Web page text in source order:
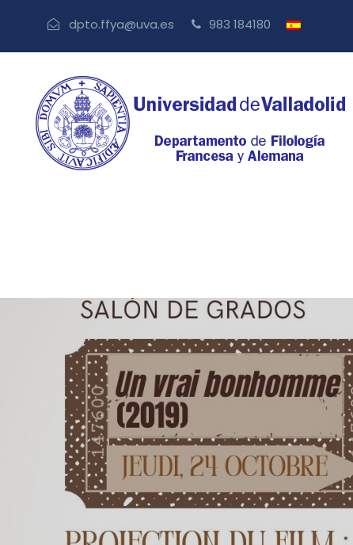
dpto.ffya@uva.es 983 184180